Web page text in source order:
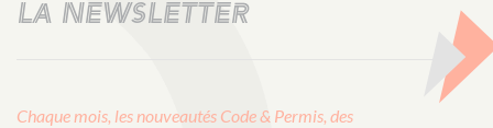
LA NEWSLETTER
Chaque mois, les nouveautés Code & Permis, des